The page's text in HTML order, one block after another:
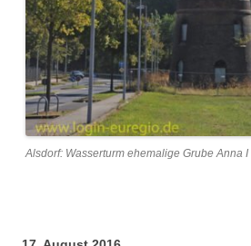
Alsdorf: Wasserturm ehemalige Grube Anna I